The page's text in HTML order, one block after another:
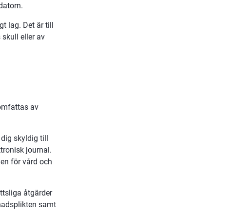
lag. Det är till
eller av
av
skyldig till
journal.
för vård och
åtgärder
samt